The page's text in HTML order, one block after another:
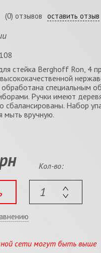
(0) отзывов оставить отзыв
стейка Berghoff Ron, 4
высококачественной
обработана специальным
Ручки имеют
сбалансированы. Набор
мыть вручную.
Кол-во:
сети могут быть выше